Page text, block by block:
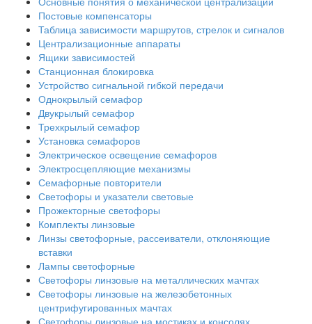
Постовые компенсаторы
Таблица зависимости маршрутов, стрелок и сигналов
Централизационные аппараты
Ящики зависимостей
Станционная блокировка
Устройство сигнальной гибкой передачи
Однокрылый семафор
Двукрылый семафор
Трехкрылый семафор
Установка семафоров
Электрическое освещение семафоров
Электросцепляющие механизмы
Семафорные повторители
Светофоры и указатели световые
Прожекторные светофоры
Комплекты линзовые
Линзы светофорные, рассеиватели, отклоняющие
вставки
Лампы светофорные
Светофоры линзовые на металлических мачтах
Светофоры линзовые на железобетонных
центрифугированных мачтах
Светофоры линзовые на мостиках и консолях